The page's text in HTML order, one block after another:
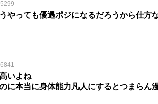
やっても優遇ポジになるだろうから仕方
いよね
に本当に身体能力凡人にするとつまらん